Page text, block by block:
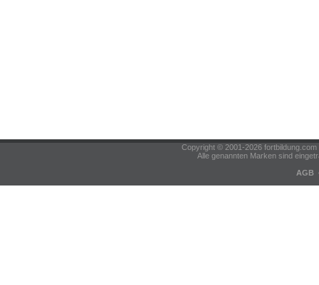
Copyright © 2001-2026
Alle genannten Marken sind
AGB